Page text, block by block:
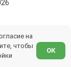
на
чтобы
ОК